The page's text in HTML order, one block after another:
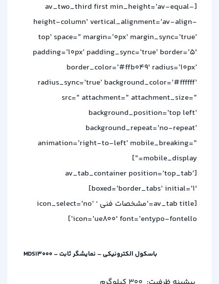
[av_two_third first min_height=’av-equal-
height-column’ vertical_alignment=’av-align-
top’ space=” margin=’0px’ margin_sync=’true’
padding=’10px’ padding_sync=’true’ border=’5′
border_color=’#ffb049′ radius=’10px’
radius_sync=’true’ background_color=’#ffffff’
src=” attachment=” attachment_size=”
background_position=’top left’
background_repeat=’no-repeat’
animation=’right-to-left’ mobile_breaking=”
mobile_display=”]
[av_tab_container position=’top_tab’
boxed=’border_tabs’ initial=’1′]
[av_tab title=’مشخصات فنی ‘ icon_select=’no’
icon=’ue800′ font=’entypo-fontello’]
باسکول الکترونیکی – نمایشگر ثابت – MDS13000